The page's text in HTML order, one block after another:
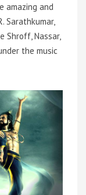
amazing and
Sarathkumar,
Shroff, Nassar,
the music